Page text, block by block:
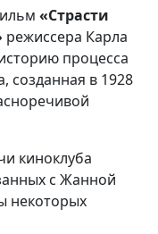
«Страсти
режиссера Карла
процесса
созданная в 1928
киноклуба
с Жанной
некоторых